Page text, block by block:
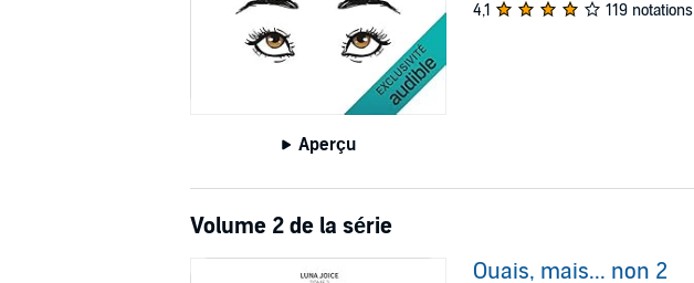
Aperçu
4,1 119 notations
Volume 2 de la série
Ouais, mais... non 2